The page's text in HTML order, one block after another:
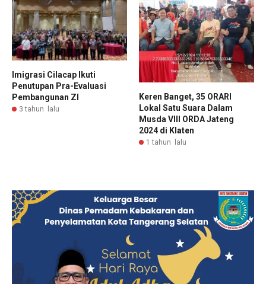
Imigrasi Cilacap Ikuti
Penutupan Pra-Evaluasi
Pembangunan ZI
3 tahun lalu
Keren Banget, 35 ORARI
Lokal Satu Suara Dalam
Musda VIII ORDA Jateng
2024 di Klaten
1 tahun lalu